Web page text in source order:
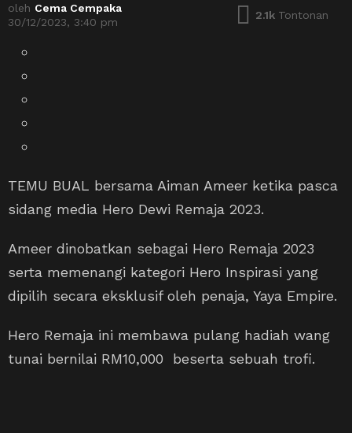
oleh Cema Cempaka
30/12/2023, 3:40 pm
2.1k Tontonan
TEMU BUAL bersama Aiman Ameer ketika pasca
sidang media Hero Dewi Remaja 2023.
Ameer dinobatkan sebagai Hero Remaja 2023
serta memenangi kategori Hero Inspirasi yang
dipilih secara eksklusif oleh penaja, Yaya Empire.
Hero Remaja ini membawa pulang hadiah wang
tunai bernilai RM10,000 beserta sebuah trofi.